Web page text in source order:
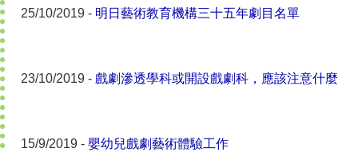
25/10/2019 - 明日藝術教育機構三十五年劇目名單
23/10/2019 - 戲劇滲透學科或開設戲劇科，應該注意什麼
15/9/2019 - 嬰幼兒戲劇藝術體驗工作